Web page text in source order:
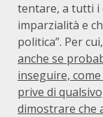
tentare, a tutti i
imparzialità e
politica”. Per cui,
anche se
inseguire,
prive di
dimostrare che